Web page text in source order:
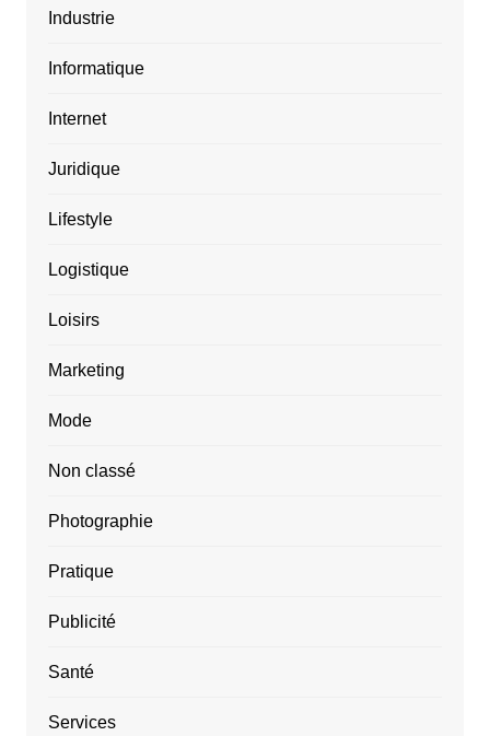
Industrie
Informatique
Internet
Juridique
Lifestyle
Logistique
Loisirs
Marketing
Mode
Non classé
Photographie
Pratique
Publicité
Santé
Services